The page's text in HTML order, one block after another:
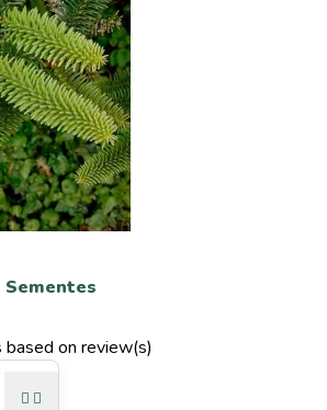
on review(s)
 